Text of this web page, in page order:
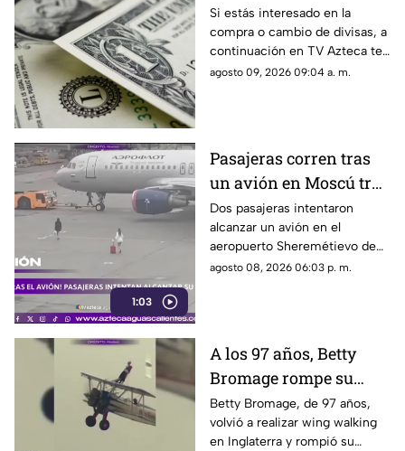
el precio del dólar en
Aguascalientes hoy 9
de agosto de 2026
Si estás interesado en la
compra o cambio de divisas, a
continuación en TV Azteca te
informamos cuál es el precio
agosto 09, 2026 09:04 a. m.
1:03
Pasajeras corren tras
un avión en Moscú tras
llegar tarde a su vuelo
Dos pasajeras intentaron
alcanzar un avión en el
aeropuerto Sheremétievo de
Moscú tras llegar tarde a su
agosto 08, 2026 06:03 p. m.
A los 97 años, Betty
Bromage rompe su
propio récord Guinness
en las alturas
Betty Bromage, de 97 años,
volvió a realizar wing walking
en Inglaterra y rompió su